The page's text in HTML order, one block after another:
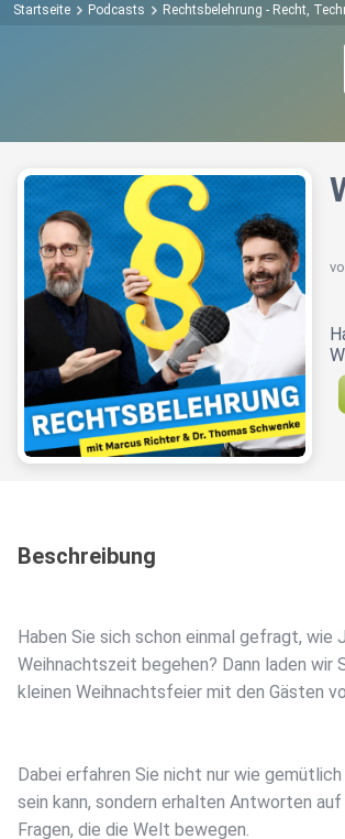
Startseite Podcasts Rechtsbelehrung - Recht,
Beschreibung
Haben Sie sich schon einmal gefragt, wie
Weihnachtszeit begehen? Dann laden wir
kleinen Weihnachtsfeier mit den Gästen
Dabei erfahren Sie nicht nur wie
sein kann, sondern erhalten Antworten
Fragen, die die Welt bewegen.